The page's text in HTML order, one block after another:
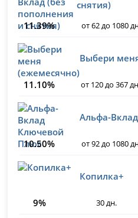
снятия)
11.39%
от 62 до 1080
Выбери
11.10% от 120 до 367
Альфа-
10.50% от 92 до 1080
Копилка+
9% 30 дн.